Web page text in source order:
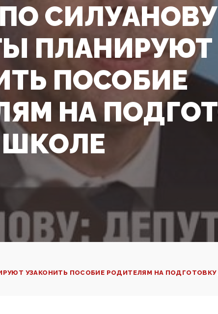
ПЛАНИРУЮТ
ПОСОБИЕ
НА
ШКОЛЕ
УЗАКОНИТЬ ПОСОБИЕ РОДИТЕЛЯМ НА